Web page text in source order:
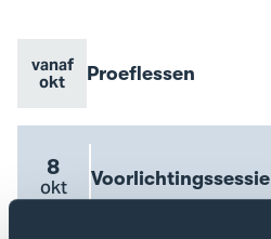
Evenement
vanaf
okt
Evenement
Proeflessen
Go
to
Proeflessen
eventEvenement
datum
8
okt Evenement
naam
Voorlichtingssessie
Go